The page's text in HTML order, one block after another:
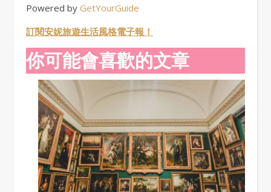
Powered by GetYourGuide
訂閱安妮旅遊生活風格電子報！
你可能會喜歡的文章